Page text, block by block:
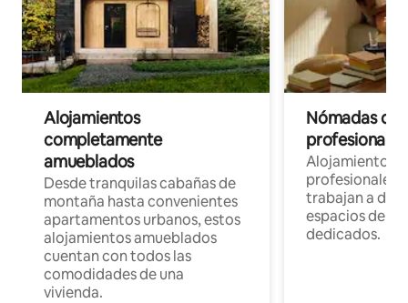
Alojamientos
completamente
amueblados
Desde tranquilas cabañas de
montaña hasta convenientes
apartamentos urbanos, estos
alojamientos amueblados
cuentan con todos las
comodidades de una
vivienda.
Nómadas
Alojamientos
profesionales
trabajan a
espacios de
dedicados.